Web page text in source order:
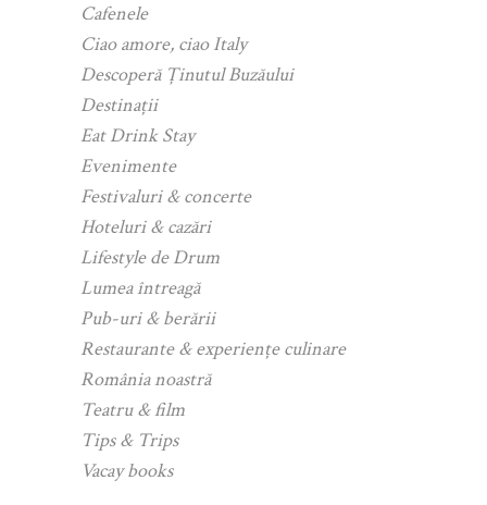
Cafenele
Ciao amore, ciao Italy
Descoperă Ținutul Buzăului
Destinații
Eat Drink Stay
Evenimente
Festivaluri & concerte
Hoteluri & cazări
Lifestyle de Drum
Lumea întreagă
Pub-uri & berării
Restaurante & experiențe culinare
România noastră
Teatru & film
Tips & Trips
Vacay books